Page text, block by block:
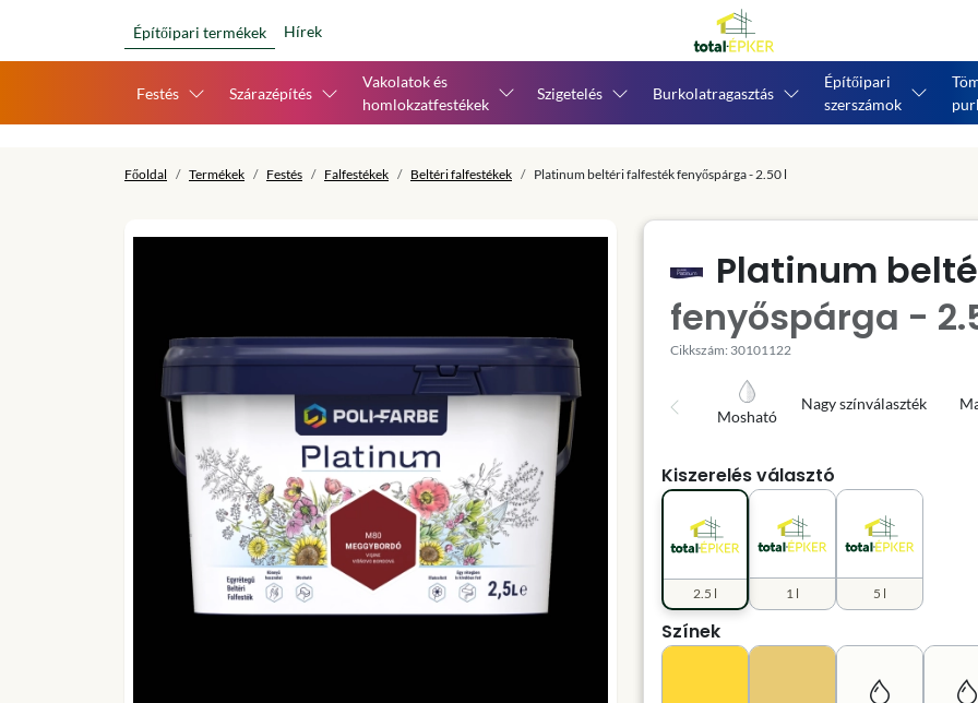
Építőipari termékek Hírek
Festés Szárazépítés
Vakolatok és
homlokzatfestékek
Szigetelés Burkolatragasztás
Építőipari
szerszámok
Főoldal Termékek Festés Falfestékek Beltéri falfestékek Platinum beltéri falfesték fenyőspárga - 2.50 l
Platinum
fenyőspárga -
Cikkszám: 30101122
Mosható
Nagy színválaszték
Kiszerelés választó
1 l
2.5 l 5 l
Színek